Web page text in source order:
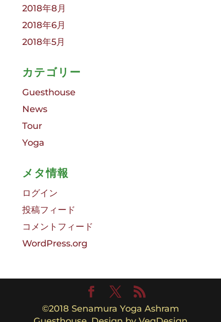
2018年8月
2018年6月
2018年5月
カテゴリー
Guesthouse
News
Tour
Yoga
メタ情報
ログイン
投稿フィード
コメントフィード
WordPress.org
©︎2018 Senamura Yoga Ashram